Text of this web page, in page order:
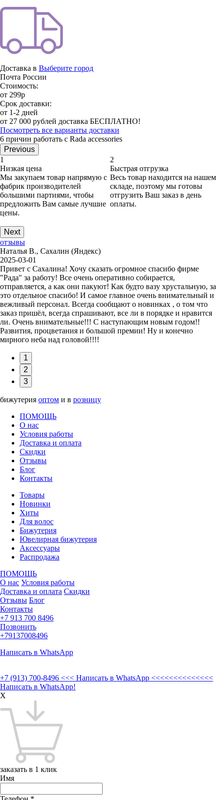
Доставка в Выберите город
Почта России
Стоимость:
от 299р
Срок доставки:
от 1-2 дней
от 27 000 рублей доставка БЕСПЛАТНО!
Посмотреть все варианты доставки
6 причин работать с Rada accessories
Previous
1
Низкая цена
Мы закупаем товар напрямую с
фабрик производителей
большими партиями, чтобы
предложить Вам самые лучшие
цены.
2
Быстрая отгрузка
Весь товар находится на нашем
складе, поэтому мы готовы
отгрузить Ваш заказ в день
оплаты.
Next
отзывы
Наталья В., Сахалин (Яндекс)
2025-03-01
Привет с Сахалина! Хочу сказать огромное спасибо фирме
"Рада" за работу! Все очень оперативно собирается,
отправляется, а как они пакуют! Как будто вазу хрустальную, за
это отдельное спасибо! И самое главное очень внимательный и
вежливый персонал. Всегда сообщают о новинках , о том что
заказ пришёл, всегда спрашивают, все ли в порядке и нравится
ли. Очень внимательные!!! С наступающим новым годом!!
Развития, процветания и большой премии! Ну и конечно
мирного неба над головой!!!!
1
2
3
бижутерия оптом и в розницу
ПОМОЩЬ
О нас
Условия работы
Доставка и оплата
Скидки
Отзывы
Блог
Контакты
Товары
Новинки
Хиты
Для волос
Бижутерия
Ювелирная бижутерия
Аксессуары
Распродажа
ПОМОЩЬ
О нас Условия работы
Доставка и оплата Скидки
Отзывы Блог
Контакты
+7 913 700 8496
Позвонить
+79137008496
Написать в WhatsApp
+7 (913) 700-8496 <<< Написать в WhatsApp <<<<<<<<<<<<<<
Написать в WhatsApp!
X
заказать в 1 клик
Имя